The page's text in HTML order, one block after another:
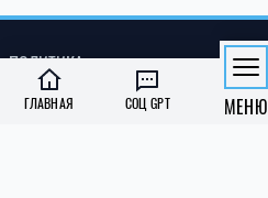
ПОЛИТИКА
ГЛАВНАЯ СОЦ GPT МЕНЮ